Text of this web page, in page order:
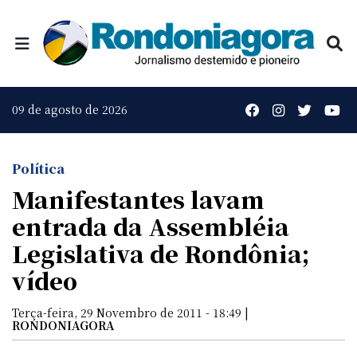
09 de agosto de 2026
Política
Manifestantes lavam
entrada da Assembléia
Legislativa de Rondônia;
vídeo
Terça-feira, 29 Novembro de 2011 - 18:49 |
RONDONIAGORA